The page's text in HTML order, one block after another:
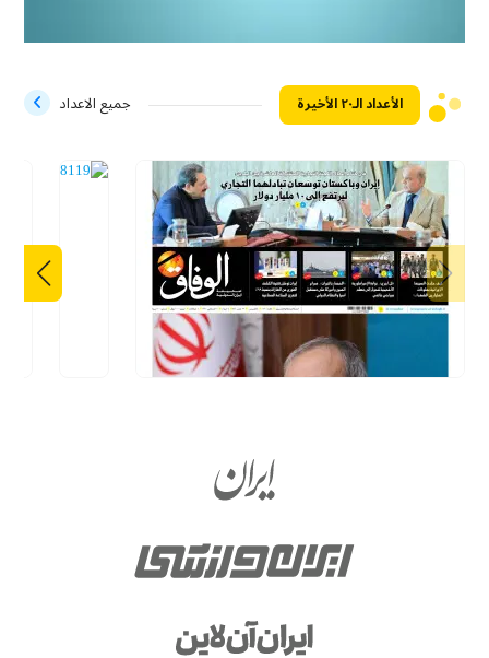
الأعداد الـ۲۰ الأخيرة جميع الاعداد